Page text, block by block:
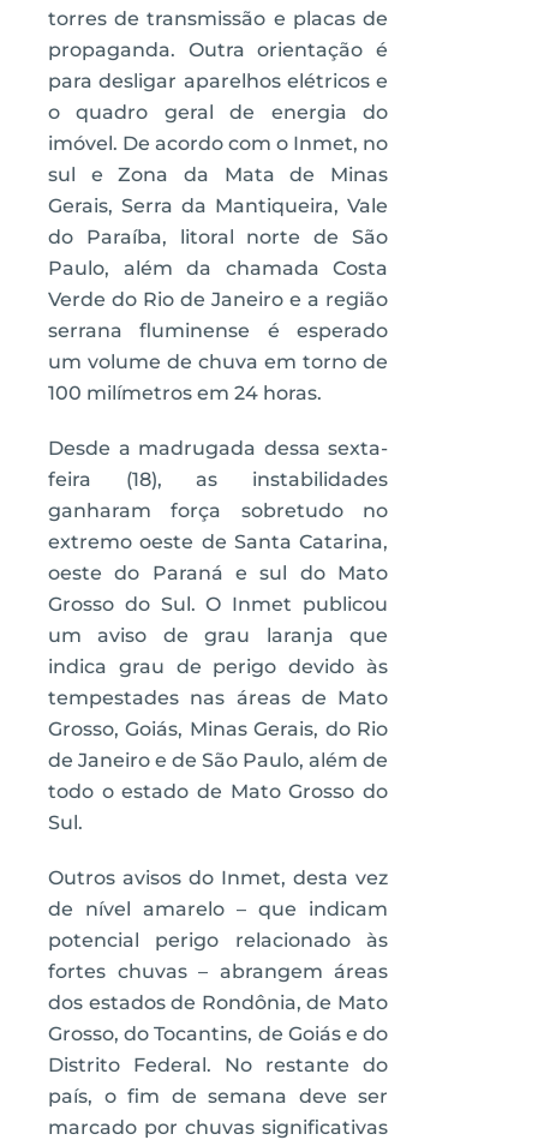
torres de transmissão e placas de
propaganda. Outra orientação é
para desligar aparelhos elétricos e
o quadro geral de energia do
imóvel. De acordo com o Inmet, no
sul e Zona da Mata de Minas
Gerais, Serra da Mantiqueira, Vale
do Paraíba, litoral norte de São
Paulo, além da chamada Costa
Verde do Rio de Janeiro e a região
serrana fluminense é esperado
um volume de chuva em torno de
100 milímetros em 24 horas.
Desde a madrugada dessa sexta-
feira (18), as instabilidades
ganharam força sobretudo no
extremo oeste de Santa Catarina,
oeste do Paraná e sul do Mato
Grosso do Sul. O Inmet publicou
um aviso de grau laranja que
indica grau de perigo devido às
tempestades nas áreas de Mato
Grosso, Goiás, Minas Gerais, do Rio
de Janeiro e de São Paulo, além de
todo o estado de Mato Grosso do
Sul.
Outros avisos do Inmet, desta vez
de nível amarelo – que indicam
potencial perigo relacionado às
fortes chuvas – abrangem áreas
dos estados de Rondônia, de Mato
Grosso, do Tocantins, de Goiás e do
Distrito Federal. No restante do
país, o fim de semana deve ser
marcado por chuvas significativas